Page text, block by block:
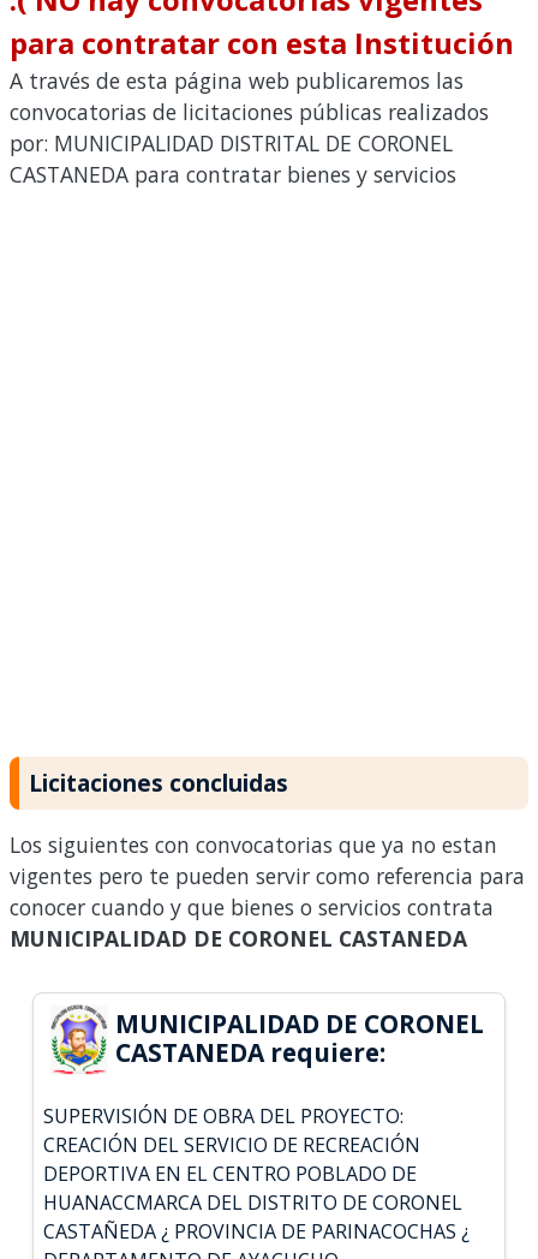
para contratar con esta Institución
A través de esta página web publicaremos las
convocatorias de licitaciones públicas realizados
por: MUNICIPALIDAD DISTRITAL DE CORONEL
CASTANEDA para contratar bienes y servicios
Licitaciones concluidas
Los siguientes con convocatorias que ya no estan
vigentes pero te pueden servir como referencia para
conocer cuando y que bienes o servicios contrata
MUNICIPALIDAD DE CORONEL CASTANEDA
MUNICIPALIDAD DE CORONEL
CASTANEDA requiere:
SUPERVISIÓN DE OBRA DEL PROYECTO:
CREACIÓN DEL SERVICIO DE RECREACIÓN
DEPORTIVA EN EL CENTRO POBLADO DE
HUANACCMARCA DEL DISTRITO DE CORONEL
CASTAÑEDA ¿ PROVINCIA DE PARINACOCHAS ¿